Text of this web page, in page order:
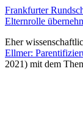
Frankfurter
Elternrolle
Eher
Ellmer:
2021) mit dem